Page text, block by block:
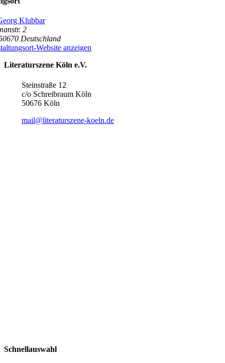
Klubbar
2
Deutschland
Website anzeigen
Literaturszene Köln e.V.
Steinstraße 12
c/o Schreibraum Köln
50676 Köln
mail@literaturszene-koeln.de
Schnellauswahl